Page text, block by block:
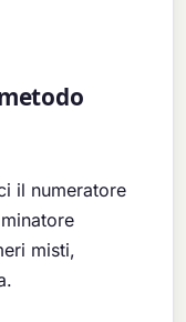
il numeratore
misti,